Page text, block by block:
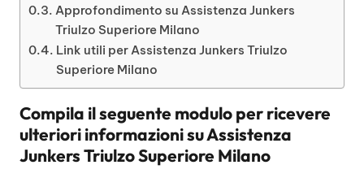
Approfondimento su Assistenza Junkers
Triulzo Superiore Milano
Link utili per Assistenza Junkers Triulzo
Superiore Milano
Compila il seguente modulo per ricevere
ulteriori informazioni suAssistenza
Junkers Triulzo Superiore Milano